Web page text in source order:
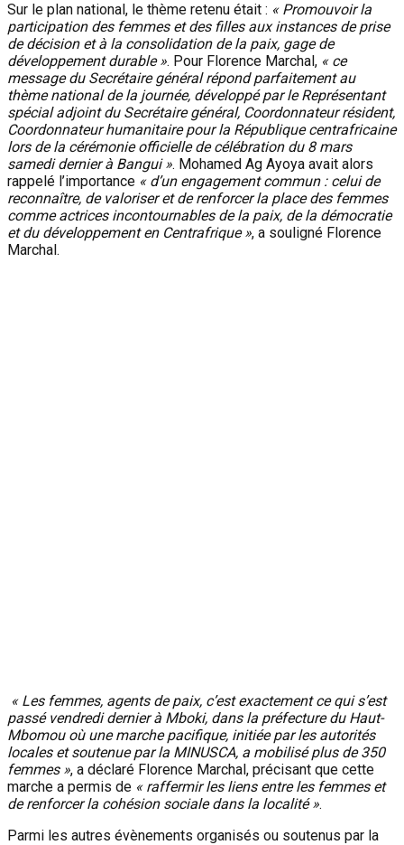
Sur le plan national, le thème retenu était : « Promouvoir la
participation des femmes et des filles aux instances de prise
de décision et à la consolidation de la paix, gage de
développement durable ». Pour Florence Marchal, « ce
message du Secrétaire général répond parfaitement au
thème national de la journée, développé par le Représentant
spécial adjoint du Secrétaire général, Coordonnateur résident,
Coordonnateur humanitaire pour la République centrafricaine
lors de la cérémonie officielle de célébration du 8 mars
samedi dernier à Bangui ». Mohamed Ag Ayoya avait alors
rappelé l’importance « d’un engagement commun : celui de
reconnaître, de valoriser et de renforcer la place des femmes
comme actrices incontournables de la paix, de la démocratie
et du développement en Centrafrique », a souligné Florence
Marchal.
« Les femmes, agents de paix, c’est exactement ce qui s’est
passé vendredi dernier à Mboki, dans la préfecture du Haut-
Mbomou où une marche pacifique, initiée par les autorités
locales et soutenue par la MINUSCA, a mobilisé plus de 350
femmes », a déclaré Florence Marchal, précisant que cette
marche a permis de « raffermir les liens entre les femmes et
de renforcer la cohésion sociale dans la localité ».
Parmi les autres évènements organisés ou soutenus par la